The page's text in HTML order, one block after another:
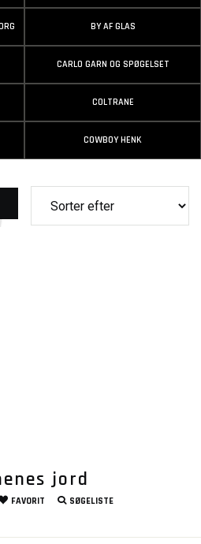
BY AF GLAS
CARLO GARN OG SPØGELSET
COLTRANE
COWBOY HENK
jord
FAVORIT SØGELISTE